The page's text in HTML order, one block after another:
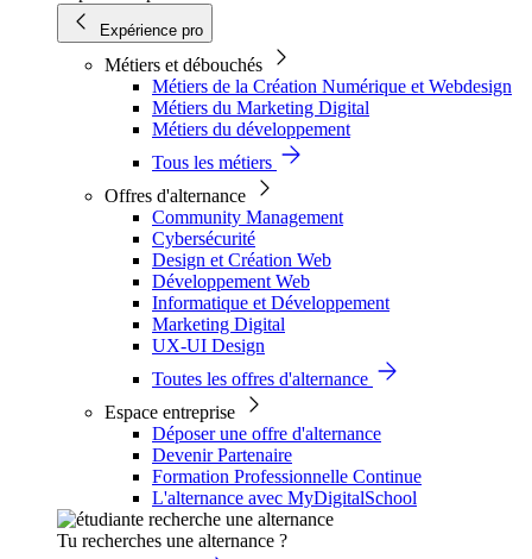
Expérience pro
Métiers et débouchés
Métiers de la Création Numérique et Webdesign
Métiers du Marketing Digital
Métiers du développement
Tous les métiers
Offres d'alternance
Community Management
Cybersécurité
Design et Création Web
Développement Web
Informatique et Développement
Marketing Digital
UX-UI Design
Toutes les offres d'alternance
Espace entreprise
Déposer une offre d'alternance
Devenir Partenaire
Formation Professionnelle Continue
L'alternance avec MyDigitalSchool
Tu recherches une alternance ?